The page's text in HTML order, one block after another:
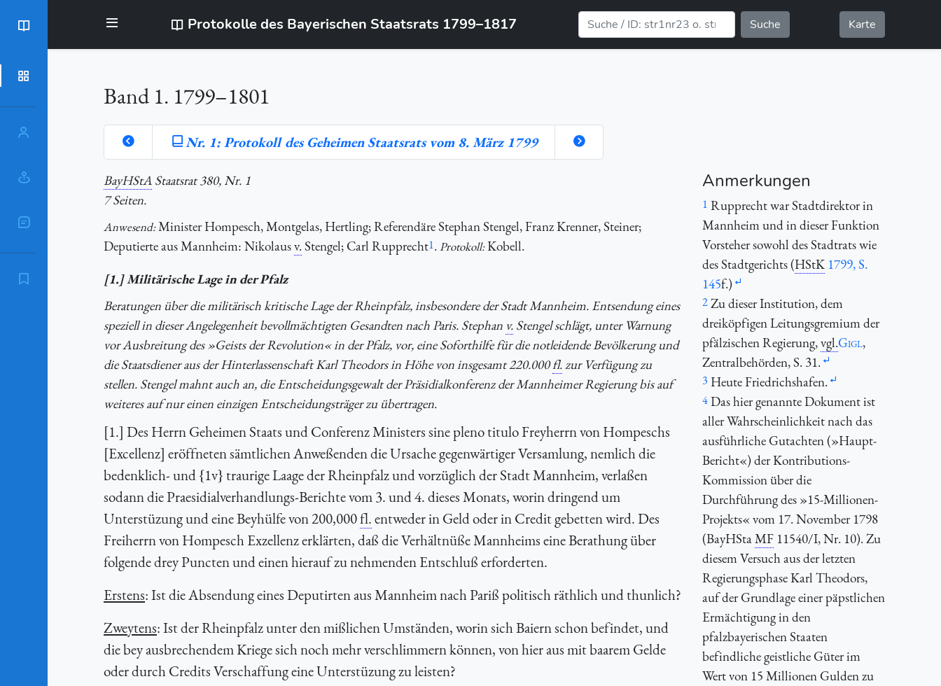
Protokolle des Bayerischen Staatsrats 1799–1817 Suche Karte
Sachschlagworte
Zitierempfehlung
Band 1. 1799–1801
Nr. 1: Protokoll des Geheimen Staatsrats vom 8. März 1799
BayHStA Staatsrat 380, Nr. 1
7 Seiten.
Anwesend:Minister Hompesch, Montgelas, Hertling; Referendäre Stephan Stengel, Franz Krenner, Steiner;
Deputierte aus Mannheim: Nikolausv.Stengel; Carl Rupprecht1.Protokoll:Kobell.
[1.] Militärische Lage in der Pfalz
Beratungen über die militärisch kritische Lage der Rheinpfalz, insbesondere der Stadt Mannheim. Entsendung eines
speziell in dieser Angelegenheit bevollmächtigten Gesandten nach Paris. Stephan v. Stengel schlägt, unter Warnung
vor Ausbreitung des »Geists der Revolution« in der Pfalz, vor, eine Soforthilfe für die notleidende Bevölkerung und
die Staatsdiener aus der Hinterlassenschaft Karl Theodors in Höhe von insgesamt 220.000fl.zur Verfügung zu
stellen. Stengel mahnt auch an, die Entscheidungsgewalt der Präsidialkonferenz der Mannheimer Regierung bis auf
weiteres auf nur einen einzigen Entscheidungsträger zu übertragen.
[1.] Des Herrn Geheimen Staats und Conferenz Ministers sine pleno titulo Freyherrn von Hompeschs
[Excellenz] eröffneten sämtlichen Anweßenden die Ursache gegenwärtiger Versamlung, nemlich die
bedenklich- und {1v} traurige Laage der Rheinpfalz und vorzüglich der Stadt Mannheim, verlaßen
sodann die Praesidialverhandlungs-Berichte vom 3. und 4. dieses Monats, worin dringend um
Unterstüzung und eine Beyhülfe von 200,000fl.entweder in Geld oder in Credit gebetten wird. Des
Freiherrn von Hompesch Exzellenz erklärten, daß die Verhältnüße Mannheims eine Berathung über
folgende drey Puncten und einen hierauf zu nehmenden Entschluß erforderten.
Erstens: Ist die Absendung eines Deputirten aus Mannheim nach Pariß politisch räthlich und thunlich?
Zweytens: Ist der Rheinpfalz unter den mißlichen Umständen, worin sich Baiern schon befindet, und
die bey ausbrechendem Kriege sich noch mehr verschlimmern können, von hier aus mit baarem Gelde
oder durch Credits Verschaffung eine Unterstüzung zu leisten?
Anmerkungen
1 Rupprecht war Stadtdirektor in
Mannheim und in dieser Funktion
Vorsteher sowohl des Stadtrats wie
des Stadtgerichts (HStK 1799, S.
145f.)
2Zu dieser Institution, dem
dreiköpfigen Leitungsgremium der
pfälzischen Regierung,vgl.Gigl,
Zentralbehörden, S. 31.
3 Heute Friedrichshafen.
4Das hier genannte Dokument ist
aller Wahrscheinlichkeit nach das
ausführliche Gutachten (»Haupt-
Bericht«) der Kontributions-
Kommission über die
Durchführung des »15-Millionen-
Projekts« vom 17. November 1798
(BayHStaMF 11540/I, Nr. 10). Zu
diesem Versuch aus der letzten
Regierungsphase Karl Theodors,
auf der Grundlage einer päpstlichen
Ermächtigung in den
pfalzbayerischen Staaten
befindliche geistliche Güter im
Wert von 15 Millionen Gulden zu